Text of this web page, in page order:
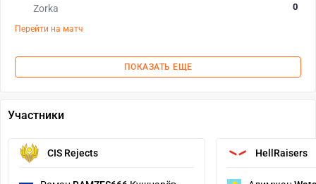
Zorka
0
Перейти на матч
ПОКАЗАТЬ ЕЩЕ
Участники
CIS Rejects HellRaisers